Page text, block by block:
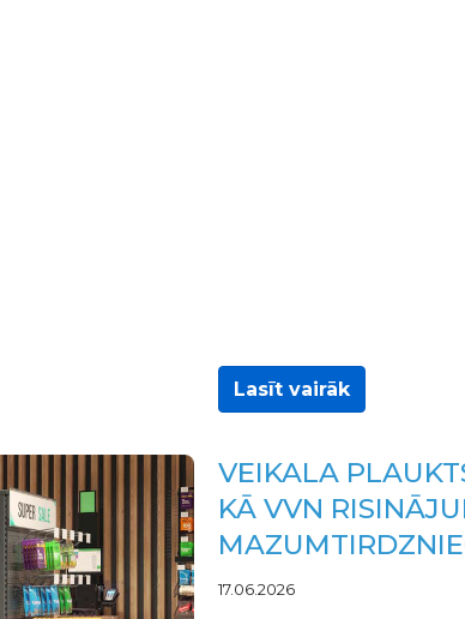
Lasīt vairāk
VEIKALA
KĀ VVN
17.06.2026